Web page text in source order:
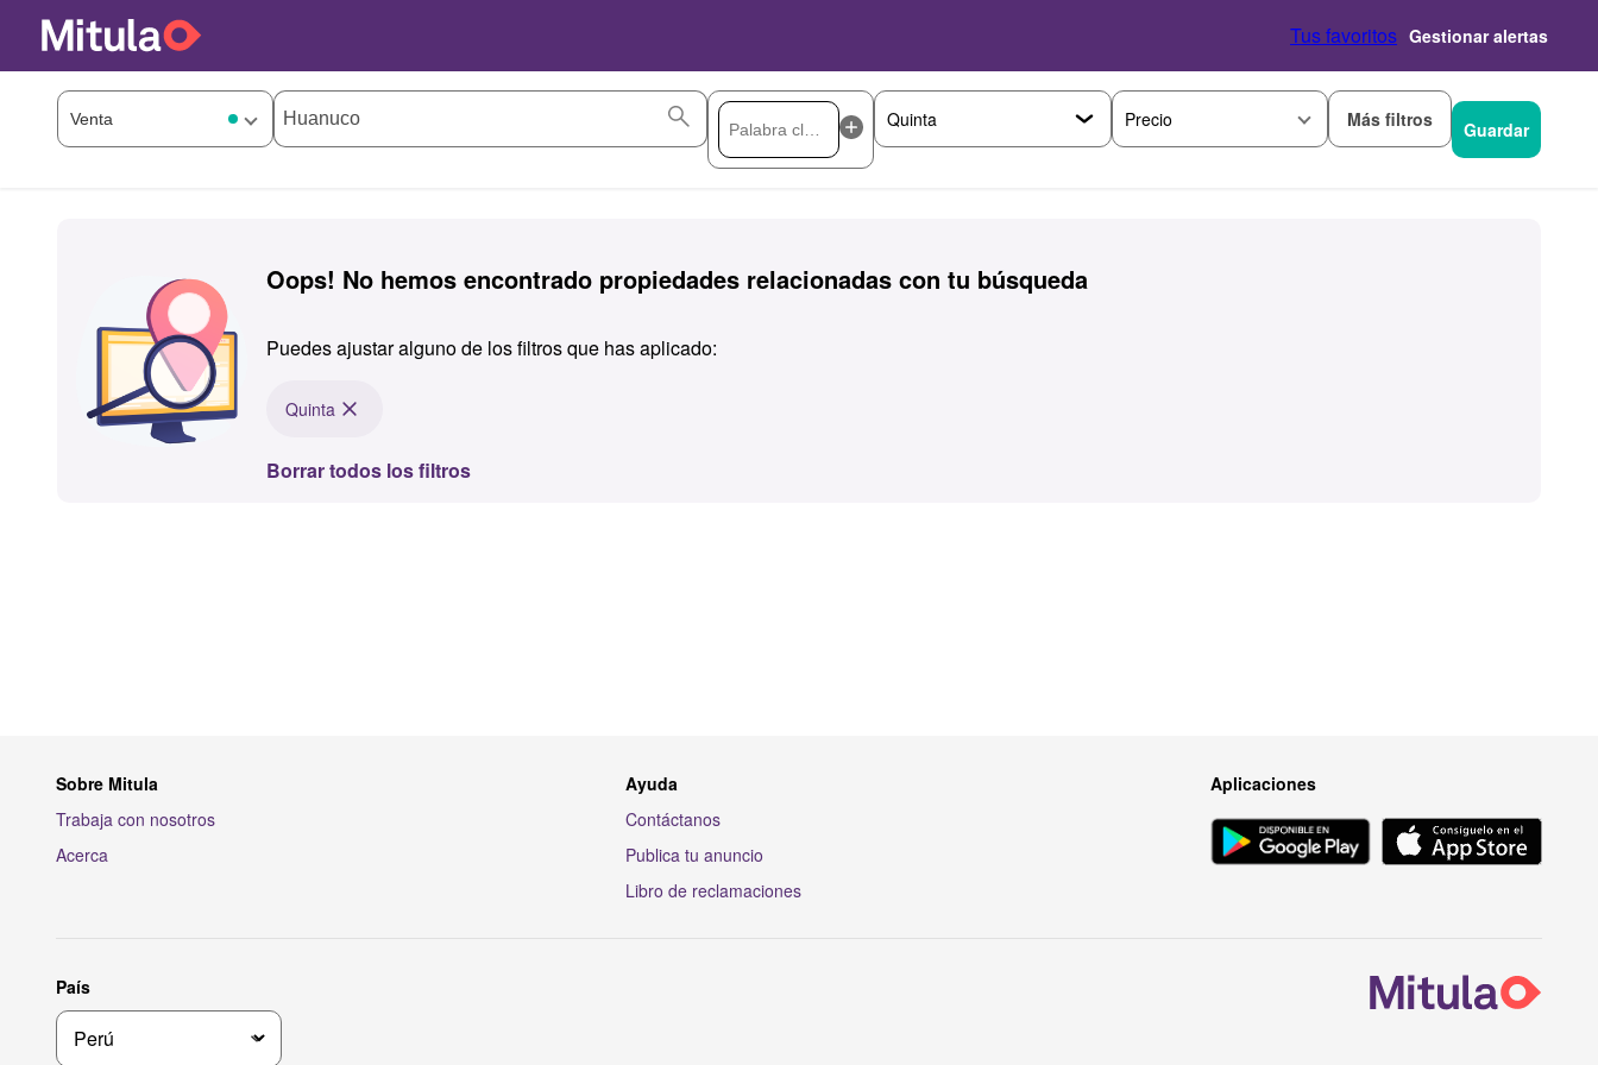
Tus favoritos Gestionar alertas
Precio Más filtros Guardar
Oops! No hemos encontrado propiedades relacionadas con tu búsqueda
Puedes ajustar alguno de los filtros que has aplicado:
Quinta
Borrar todos los filtros
Sobre Mitula
Trabaja con nosotros
Acerca
Ayuda
Contáctanos
Publica tu anuncio
Libro de reclamaciones
Aplicaciones
País